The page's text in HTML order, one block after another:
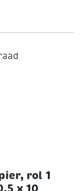
rol 1
x 10